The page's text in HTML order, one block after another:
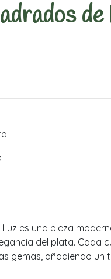
es una pieza
del plata. Cada
gemas, añadiendo